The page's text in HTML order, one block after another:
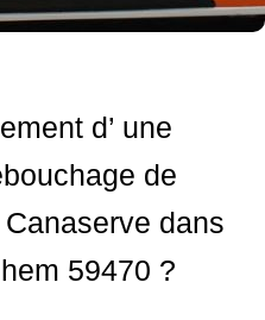
d’ une
de
dans
59470 ?